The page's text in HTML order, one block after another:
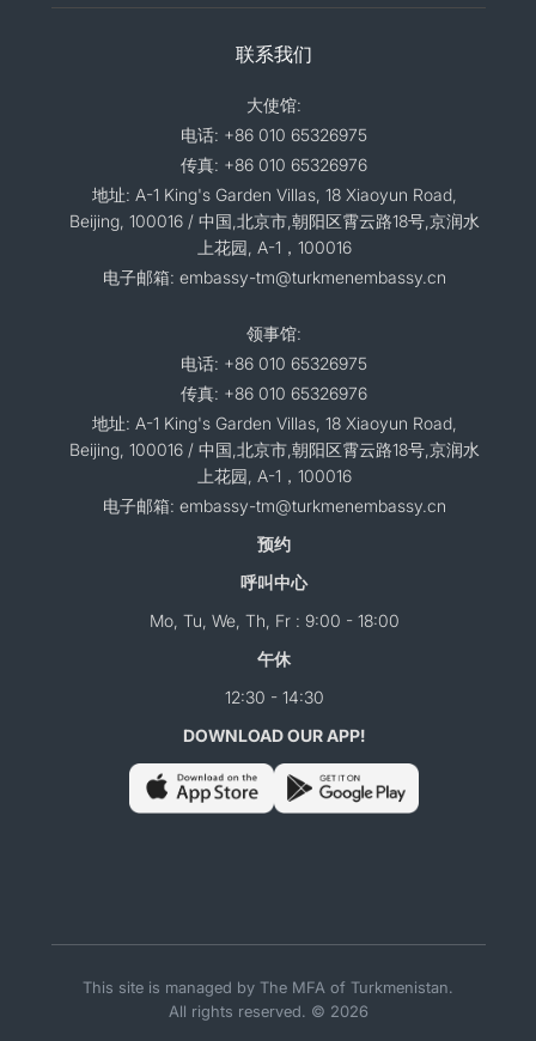
联系我们
大使馆:
电话: +86 010 65326975
传真: +86 010 65326976
地址: A-1 King's Garden Villas, 18 Xiaoyun Road,
Beijing, 100016 / 中国,北京市,朝阳区霄云路18号,京润水
上花园, A-1，100016
电子邮箱: embassy-tm@turkmenembassy.cn
领事馆:
电话: +86 010 65326975
传真: +86 010 65326976
地址: A-1 King's Garden Villas, 18 Xiaoyun Road,
Beijing, 100016 / 中国,北京市,朝阳区霄云路18号,京润水
上花园, A-1，100016
电子邮箱: embassy-tm@turkmenembassy.cn
预约
呼叫中心
Mo, Tu, We, Th, Fr : 9:00 - 18:00
午休
12:30 - 14:30
DOWNLOAD OUR APP!
This site is managed by The MFA of Turkmenistan.
All rights reserved. © 2026